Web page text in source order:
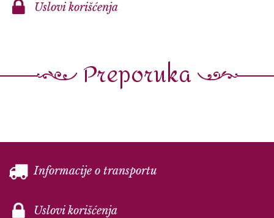
Uslovi korišćenja
Preporuka
Informacije o transportu
Uslovi korišćenja